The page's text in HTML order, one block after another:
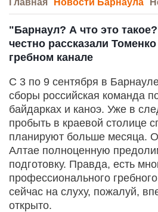
Главная Новости Барнаула
"Барнаул? А что это
честно рассказали
гребном канале
С 3 по 9 сентября в
сборы российская команда
байдарках и каноэ. Уже в
пробыть в краевой столице
планируют больше месяца.
Алтае полноценную
подготовку. Правда, есть
профессионального
сейчас на слуху, пожалуй,
открыто.